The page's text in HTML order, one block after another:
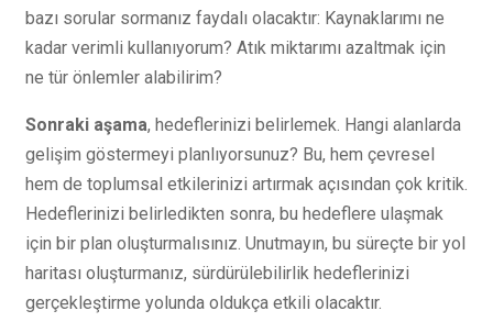
bazı sorular sormanız faydalı olacaktır: Kaynaklarımı ne
kadar verimli kullanıyorum? Atık miktarımı azaltmak için
ne tür önlemler alabilirim?
Sonraki aşama, hedeflerinizi belirlemek. Hangi alanlarda
gelişim göstermeyi planlıyorsunuz? Bu, hem çevresel
hem de toplumsal etkilerinizi artırmak açısından çok kritik.
Hedeflerinizi belirledikten sonra, bu hedeflere ulaşmak
için bir plan oluşturmalısınız. Unutmayın, bu süreçte bir yol
haritası oluşturmanız, sürdürülebilirlik hedeflerinizi
gerçekleştirme yolunda oldukça etkili olacaktır.